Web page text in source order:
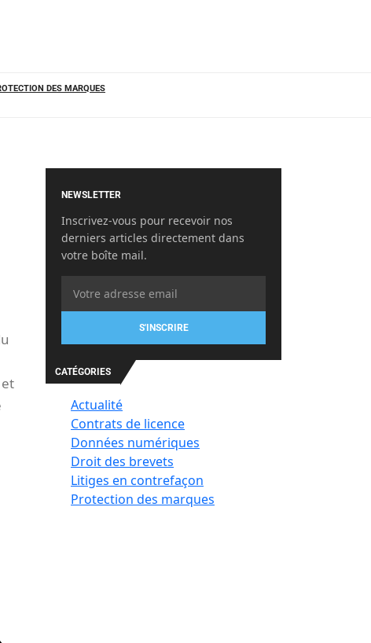
DES MARQUES
NEWSLETTER
Inscrivez-vous pour recevoir nos
derniers articles directement dans
votre boîte mail.
S'INSCRIRE
CATÉGORIES
Actualité
Contrats de licence
Données numériques
Droit des brevets
Litiges en contrefaçon
Protection des marques